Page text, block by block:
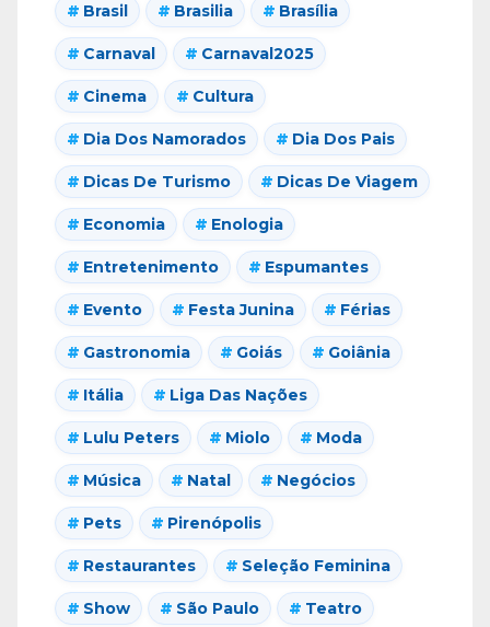
Brasil Brasilia Brasília
Carnaval Carnaval2025
Cinema Cultura
Dia Dos Namorados Dia Dos Pais
Dicas De Turismo Dicas De Viagem
Economia Enologia
Entretenimento Espumantes
Evento Festa Junina Férias
Gastronomia Goiás Goiânia
Itália Liga Das Nações
Lulu Peters Miolo Moda
Música Natal Negócios
Pets Pirenópolis
Restaurantes Seleção Feminina
Show São Paulo Teatro